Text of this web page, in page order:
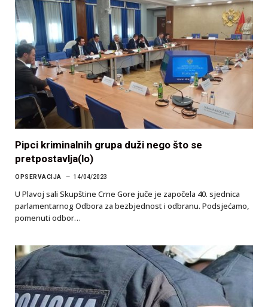
Pipci kriminalnih grupa duži nego što se
pretpostavlja(lo)
OPSERVACIJA 14/04/2023
U Plavoj sali Skupštine Crne Gore juče je započela 40. sjednica
parlamentarnog Odbora za bezbjednost i odbranu. Podsjećamo,
pomenuti odbor…